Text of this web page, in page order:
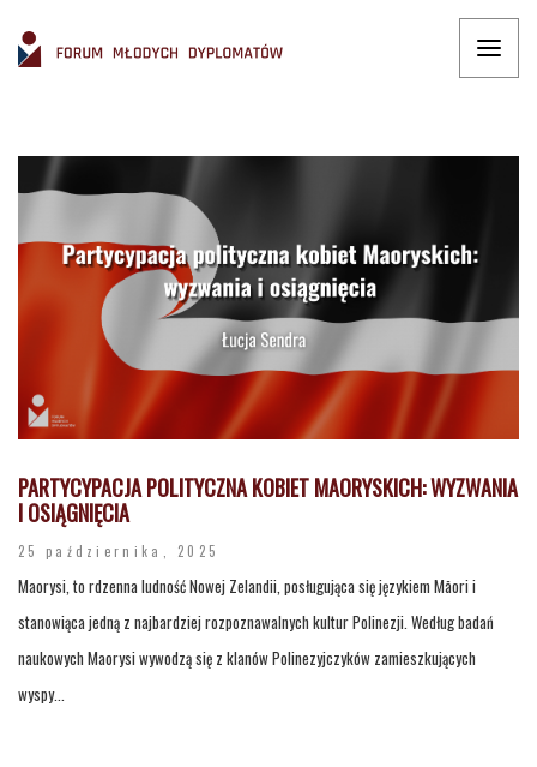
PARTYCYPACJA POLITYCZNA KOBIET MAORYSKICH: WYZWANIA
I OSIĄGNIĘCIA
25 października, 2025
Maorysi, to rdzenna ludność Nowej Zelandii, posługująca się językiem Māori i
stanowiąca jedną z najbardziej rozpoznawalnych kultur Polinezji. Według badań
naukowych Maorysi wywodzą się z klanów Polinezyjczyków zamieszkujących
wyspy...